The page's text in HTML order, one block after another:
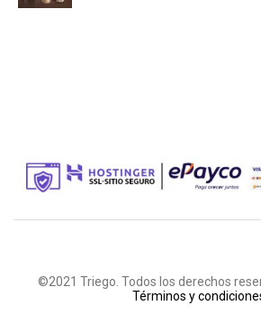
©2021 Triego. Todos los derechos
Términos y